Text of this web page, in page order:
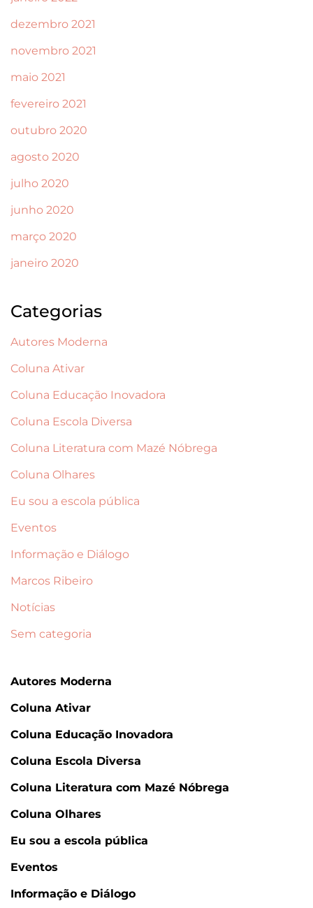
dezembro 2021
novembro 2021
maio 2021
fevereiro 2021
outubro 2020
agosto 2020
julho 2020
junho 2020
março 2020
janeiro 2020
Categorias
Autores Moderna
Coluna Ativar
Coluna Educação Inovadora
Coluna Escola Diversa
Coluna Literatura com Mazé Nóbrega
Coluna Olhares
Eu sou a escola pública
Eventos
Informação e Diálogo
Marcos Ribeiro
Notícias
Sem categoria
Autores Moderna
Coluna Ativar
Coluna Educação Inovadora
Coluna Escola Diversa
Coluna Literatura com Mazé Nóbrega
Coluna Olhares
Eu sou a escola pública
Eventos
Informação e Diálogo